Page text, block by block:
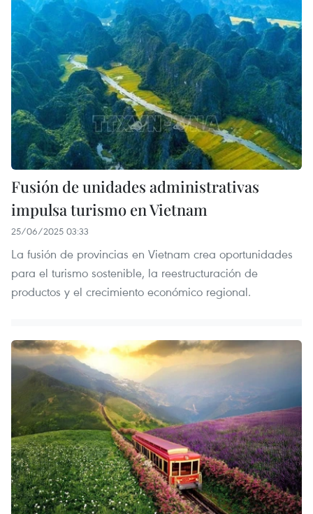
Fusión de unidades administrativas
impulsa turismo en Vietnam
25/06/2025 03:33
La fusión de provincias en Vietnam crea oportunidades
para el turismo sostenible, la reestructuración de
productos y el crecimiento económico regional.